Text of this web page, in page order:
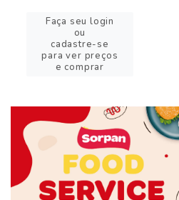
Faça seu login
ou
cadastre-se
para ver preços
e comprar